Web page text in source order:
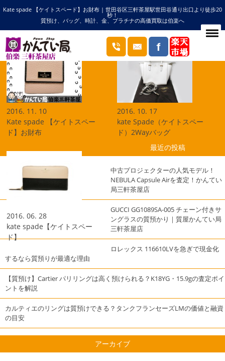
Kate spade 【ケイトスペード】お財布 | 世田谷区三軒茶屋駅世田谷通り出口より徒歩20
秒！
質預け、バッグ、時計、金、プラチナの高価買取は伯楽へ
HOME ケイトスペードの記事一覧
ブログ
2016. 11. 10
Kate spade 【ケイトスペー
ド】お財布
2016. 10. 17
kate Spade（ケイトスペー
ド）2Wayバッグ
2016. 06. 28
kate spade【ケイトスペー
ド】
最近の投稿
中古プロジェクターの人気モデル！
NEBULA Capsule Airを査定！かんてい
局三軒茶屋店
GUCCI GG1089SA-005 チェーン付きサ
ングラスの質預かり｜質屋かんてい局
三軒茶屋店
ロレックス 116610LVを急ぎで現金化
するなら質預りが最適な理由
【質預け】Cartier パリリングは高く預けられる？K18YG・15.9gの査定ポイ
ントを解説
カルティエのリングは質預けできる？タンクフランセーズLMの価値と融資
の目安
アーカイブ